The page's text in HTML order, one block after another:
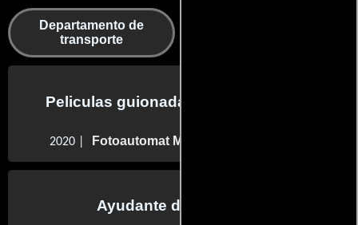
Departamento de
transporte
Peliculas guionadas por Frida Lizine
2020 | Fotoautomat Man
Ayudante de dirección